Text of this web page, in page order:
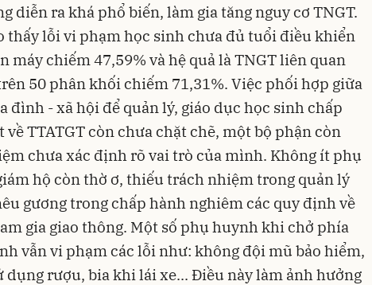
diễn ra khá phổ biến, làm gia tăng nguy cơ TNGT.
thấy lỗi vi phạm học sinh chưa đủ tuổi điều khiển
máy chiếm 47,59% và hệ quả là TNGT liên quan
50 phân khối chiếm 71,31%. Việc phối hợp giữa
đình - xã hội để quản lý, giáo dục học sinh chấp
TTATGT còn chưa chặt chẽ, một bộ phận còn
chưa xác định rõ vai trò của mình. Không ít phụ
hộ còn thờ ơ, thiếu trách nhiệm trong quản lý
gương trong chấp hành nghiêm các quy định về
gia giao thông. Một số phụ huynh khi chở phía
vẫn vi phạm các lỗi như: không đội mũ bảo hiểm,
dụng rượu, bia khi lái xe... Điều này làm ảnh hưởng